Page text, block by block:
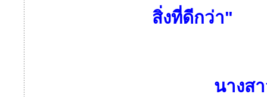
สิ่งที่ดีกว่า"
นางสาวอั